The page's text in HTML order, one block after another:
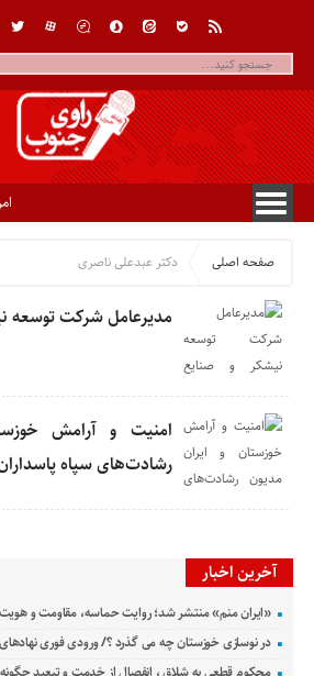
صفحه اصلی دکتر عبدعلی ناصری
مدیرعامل شرکت توسعه
امنیت و آرامش
رشادت‌های سپاه
آخرین اخبار
«ایران منم» منتشر شد؛ روایت حماسه، مقاومت و
در نوسازی خوزستان چه می گذرد ؟/ ورودی فوری